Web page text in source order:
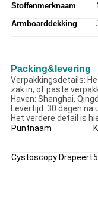
Stoffenmerknaam
Armboarddekking
Packing&levering
Verpakkingsdetails:
zak in, of paste
Haven: Shanghai,
Levertijd: 30 dagen
Het verdere detail is
Puntnaam
Cystoscopy Drapeert